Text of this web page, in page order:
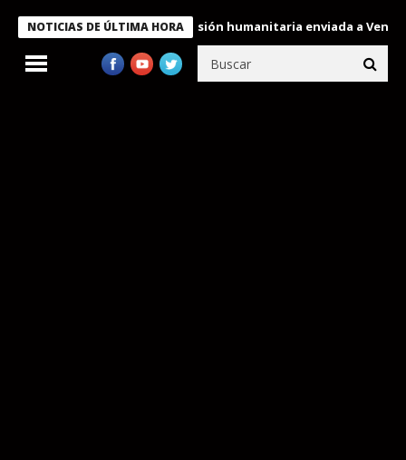
NOTICIAS DE ÚLTIMA HORA
a miembros de la misión humanitaria enviada a Venezuela